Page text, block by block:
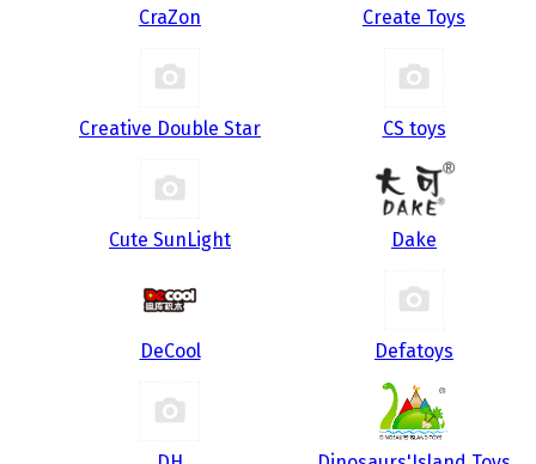
CraZon Create Toys
Creative Double Star CS toys
Cute SunLight Dake
DeCool Defatoys